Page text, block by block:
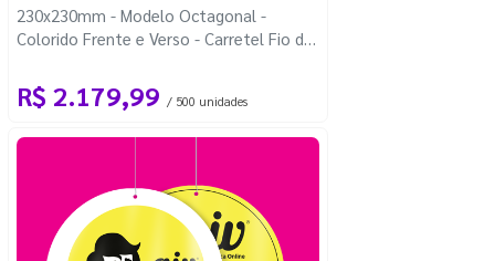
230x230mm - Modelo Octagonal -
Colorido Frente e Verso - Carretel Fio de
R$ 2.179,99 / 500 unidades